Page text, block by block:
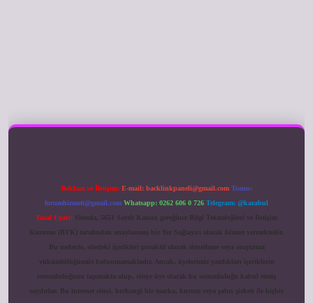
Reklam ve İletişim: E-mail: backlinkpaneli@gmail.com Teams:
forumhizmeti@gmail.com Whatsapp: 0262 606 0 726 Telegram: @karabul
Yasal Uyarı: Sitemiz, 5651 Sayılı Kanun gereğince Bilgi Teknolojileri ve İletişim
Kurumu (BTK) tarafından onaylanmış bir Yer Sağlayıcı olarak hizmet vermektedir.
Bu nedenle, sitedeki içerikleri proaktif olarak denetleme veya araştırma
yükümlülüğümüz bulunmamaktadır. Ancak, üyelerimiz yazdıkları içeriklerin
sorumluluğunu taşımakta olup, siteye üye olarak bu sorumluluğu kabul etmiş
sayılırlar. Bu internet sitesi, herhangi bir marka, kurum veya şahıs şirketi ile hiçbir